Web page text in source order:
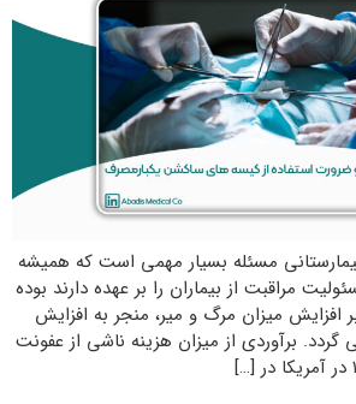
مسئله بسیار مهمی است که همیشه
مراقبت از بیماران را بر عهده دارند بوده
افزایش میزان مرگ و میر، منجر به افزایش
گردد. برآوردی از میزان هزینه ناشی از عفونت